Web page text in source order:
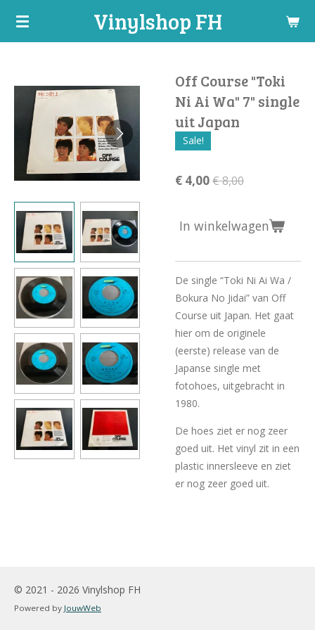
Ga
hoofdinhoud
Vinylshop FH
Off Course "Toki
Ni Ai Wa" 7" single
uit Japan
Sale!
€ 4,00€ 8,00
In winkelwagen
De single “Toki Ni Ai Wa /
Bokura No Jidai” van Off
Course uit Japan. Het gaat
hier om de originele
(eerste) release van de
Japanse single met
fotohoes, uitgebracht in
1980.
De hoes ziet er nog zeer
goed uit. Het vinyl zit in een
plastic innersleeve en ziet
er nog zeer goed uit.
© 2021 - 2026 Vinylshop FH
Powered by JouwWeb